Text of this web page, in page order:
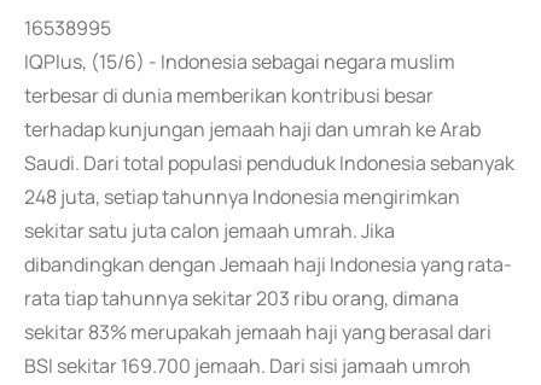
16538995
IQPlus, (15/6) - Indonesia sebagai negara muslim
terbesar di dunia memberikan kontribusi besar
terhadap kunjungan jemaah haji dan umrah ke Arab
Saudi. Dari total populasi penduduk Indonesia sebanyak
248 juta, setiap tahunnya Indonesia mengirimkan
sekitar satu juta calon jemaah umrah. Jika
dibandingkan dengan Jemaah haji Indonesia yang rata-
rata tiap tahunnya sekitar 203 ribu orang, dimana
sekitar 83% merupakah jemaah haji yang berasal dari
BSI sekitar 169.700 jemaah. Dari sisi jamaah umroh